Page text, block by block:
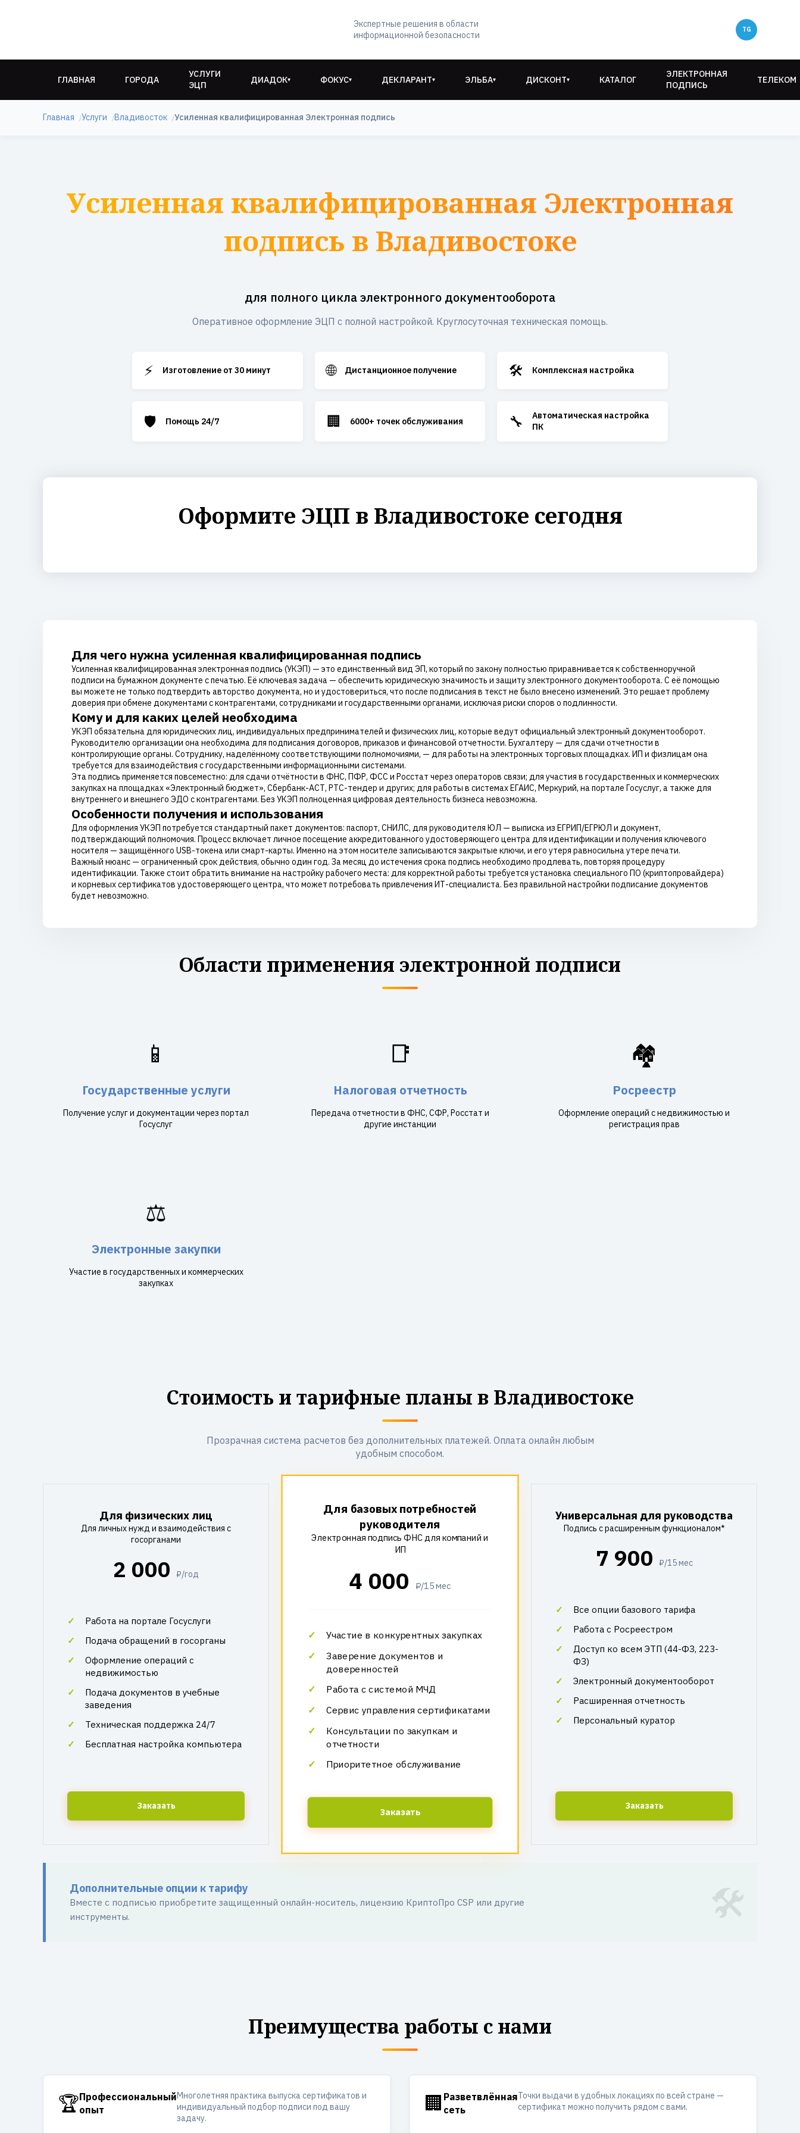
Экспертные решения в области
информационной безопасности
ГЛАВНАЯ ГОРОДА
УСЛУГИ
ЭЦП
ДИАДОК▾ ФОКУС▾ ДЕКЛАРАНТ▾ ЭЛЬБА▾ ДИСКОНТ▾ КАТАЛОГ
ЭЛЕКТРОННАЯ
ПОДПИСЬ
ТЕЛЕКОМ
Главная Услуги Владивосток Усиленная квалифицированная Электронная подпись
Усиленная квалифицированная Электронная
подпись в Владивостоке
для полного цикла электронного документооборота
Оперативное оформление ЭЦП с полной настройкой. Круглосуточная техническая помощь.
⚡ Изготовление от 30 минут 🌐 Дистанционное получение 🛠️ Комплексная настройка
🛡️ Помощь 24/7 🏢 6000+ точек обслуживания 🔧
Автоматическая настройка
ПК
Оформите ЭЦП в Владивостоке сегодня
Для чего нужна усиленная квалифицированная подпись
Усиленная квалифицированная электронная подпись (УКЭП) — это единственный вид ЭП, который по закону полностью приравнивается к собственноручной
подписи на бумажном документе с печатью. Её ключевая задача — обеспечить юридическую значимость и защиту электронного документооборота. С её помощью
вы можете не только подтвердить авторство документа, но и удостовериться, что после подписания в текст не было внесено изменений. Это решает проблему
доверия при обмене документами с контрагентами, сотрудниками и государственными органами, исключая риски споров о подлинности.
Кому и для каких целей необходима
УКЭП обязательна для юридических лиц, индивидуальных предпринимателей и физических лиц, которые ведут официальный электронный документооборот.
Руководителю организации она необходима для подписания договоров, приказов и финансовой отчетности. Бухгалтеру — для сдачи отчетности в
контролирующие органы. Сотруднику, наделённому соответствующими полномочиями, — для работы на электронных торговых площадках. ИП и физлицам она
требуется для взаимодействия с государственными информационными системами.
Эта подпись применяется повсеместно: для сдачи отчётности в ФНС, ПФР, ФСС и Росстат через операторов связи; для участия в государственных и коммерческих
закупках на площадках «Электронный бюджет», Сбербанк-АСТ, РТС-тендер и других; для работы в системах ЕГАИС, Меркурий, на портале Госуслуг, а также для
внутреннего и внешнего ЭДО с контрагентами. Без УКЭП полноценная цифровая деятельность бизнеса невозможна.
Особенности получения и использования
Для оформления УКЭП потребуется стандартный пакет документов: паспорт, СНИЛС, для руководителя ЮЛ — выписка из ЕГРИП/ЕГРЮЛ и документ,
подтверждающий полномочия. Процесс включает личное посещение аккредитованного удостоверяющего центра для идентификации и получения ключевого
носителя — защищённого USB-токена или смарт-карты. Именно на этом носителе записываются закрытые ключи, и его утеря равносильна утере печати.
Важный нюанс — ограниченный срок действия, обычно один год. За месяц до истечения срока подпись необходимо продлевать, повторяя процедуру
идентификации. Также стоит обратить внимание на настройку рабочего места: для корректной работы требуется установка специального ПО (криптопровайдера)
и корневых сертификатов удостоверяющего центра, что может потребовать привлечения ИТ-специалиста. Без правильной настройки подписание документов
будет невозможно.
Области применения электронной подписи
📱
Государственные услуги
Получение услуг и документации через портал
Госуслуг
📑
Налоговая отчетность
Передача отчетности в ФНС, СФР, Росстат и
другие инстанции
🏘️
Росреестр
Оформление операций с недвижимостью и
регистрация прав
⚖️
Электронные закупки
Участие в государственных и коммерческих
закупках
Стоимость и тарифные планы в Владивостоке
Прозрачная система расчетов без дополнительных платежей. Оплата онлайн любым
удобным способом.
Для физических лиц
Для личных нужд и взаимодействия с
госорганами
2 000 ₽/год
Работа на портале Госуслуги
Подача обращений в госорганы
Оформление операций с
недвижимостью
Подача документов в учебные
заведения
Техническая поддержка 24/7
Бесплатная настройка компьютера
Заказать
Для базовых потребностей
руководителя
Электронная подпись ФНС для компаний и
ИП
4 000 ₽/15 мес
Участие в конкурентных закупках
Заверение документов и
доверенностей
Работа с системой МЧД
Сервис управления сертификатами
Консультации по закупкам и
отчетности
Приоритетное обслуживание
Заказать
Универсальная для руководства
Подпись с расширенным функционалом*
7 900 ₽/15 мес
Все опции базового тарифа
Работа с Росреестром
Доступ ко всем ЭТП (44-ФЗ, 223-
ФЗ)
Электронный документооборот
Расширенная отчетность
Персональный куратор
Заказать
Дополнительные опции к тарифу
Вместе с подписью приобретите защищенный онлайн-носитель, лицензию КриптоПро CSP или другие
инструменты.
Преимущества работы с нами
🏆Профессиональный
опыт
Многолетняя практика выпуска сертификатов и
индивидуальный подбор подписи под вашу
задачу.
🏢 Разветвлённая
сеть
Точки выдачи в удобных локациях по всей стране —
сертификат можно получить рядом с вами.